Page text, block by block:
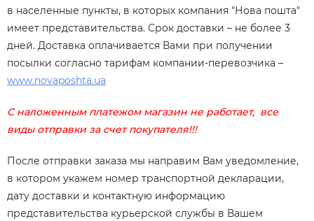
в населенные пункты, в которых компания "Нова пошта"
имеет представительства. Срок доставки – не более 3
дней. Доставка оплачивается Вами при получении
посылки согласно тарифам компании-перевозчика –
www.novaposhta.ua
С наложенным платежом магазин не работает, все
виды отправки за счет покупателя!!!
После отправки заказа мы направим Вам уведомление,
в котором укажем номер транспортной декларации,
дату доставки и контактную информацию
представительства курьерской службы в Вашем